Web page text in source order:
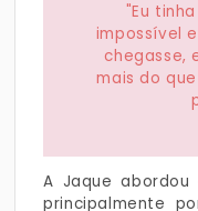
"Eu
impossível
chegasse,
mais do
A Jaque
principalmente